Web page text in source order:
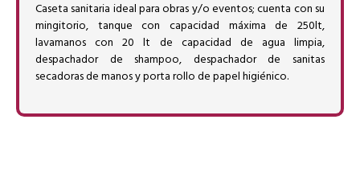
Caseta sanitaria ideal para obras y/o eventos; cuenta con su
mingitorio, tanque con capacidad máxima de 250lt,
lavamanos con 20 lt de capacidad de agua limpia,
despachador de shampoo, despachador de sanitas
secadoras de manos y porta rollo de papel higiénico.